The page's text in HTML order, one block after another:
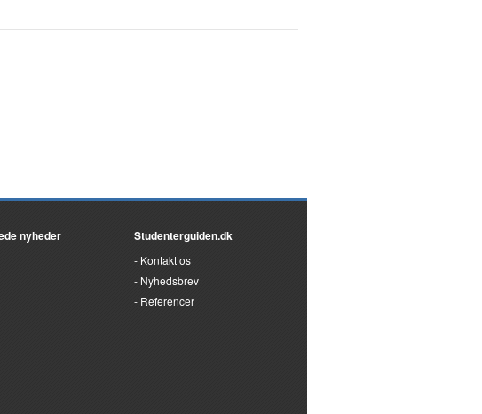
nyheder Studenterguiden.dk
Kontakt os
Nyhedsbrev
Referencer